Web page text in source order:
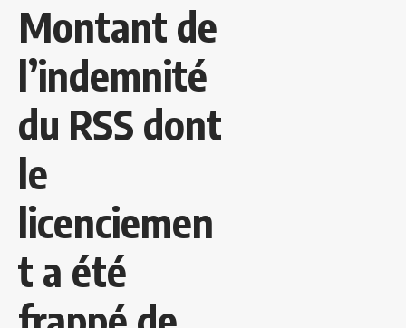
Montant de
l’indemnité
du RSS dont
le
licenciemen
t a été